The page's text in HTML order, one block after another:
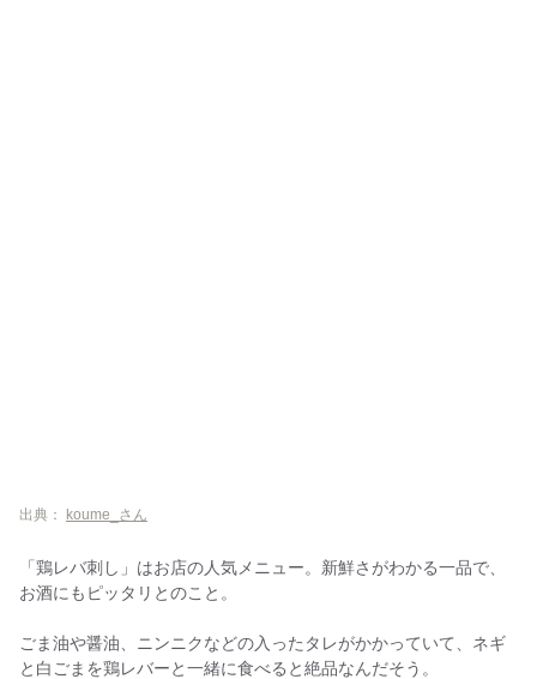
出典： koume_さん
「鶏レバ刺し」はお店の人気メニュー。新鮮さがわかる一品で、
お酒にもピッタリとのこと。
ごま油や醤油、ニンニクなどの入ったタレがかかっていて、ネギ
と白ごまを鶏レバーと一緒に食べると絶品なんだそう。